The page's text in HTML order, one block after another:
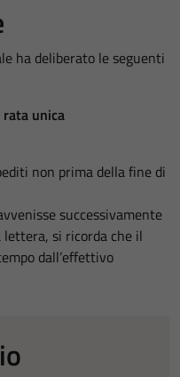
ha deliberato le seguenti
unica
non prima della fine di
successivamente
si ricorda che il
dall’effettivo